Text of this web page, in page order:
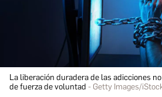
La liberación duradera de las adicciones
de fuerza de voluntad
Getty Images/